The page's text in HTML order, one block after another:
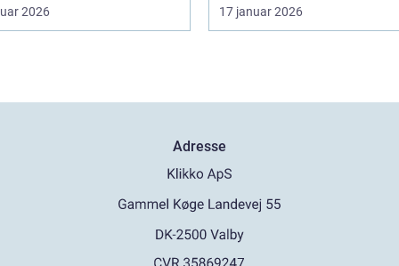
2026 17 januar 2026
Adresse